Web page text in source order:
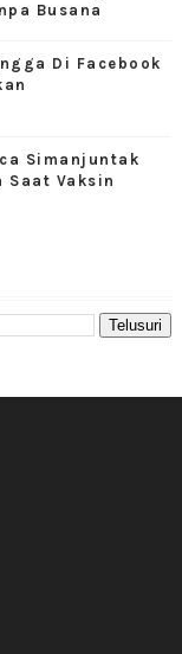
Busana
Di Facebook
Simanjuntak
Saat Vaksin